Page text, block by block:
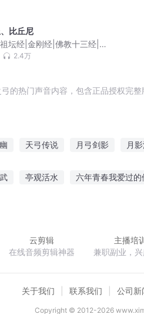
比丘尼
坛经|金刚经|佛教十三经|解
2.4万
的热门声音内容，包含正品授权完
天弓传说 月弓剑影 月
亭观活水 六年青春我爱过的
云剪辑
在线音频剪辑神器
主播培
兼职副业，
关于我们 联系我们 公司新
Copyright © 2012-2026